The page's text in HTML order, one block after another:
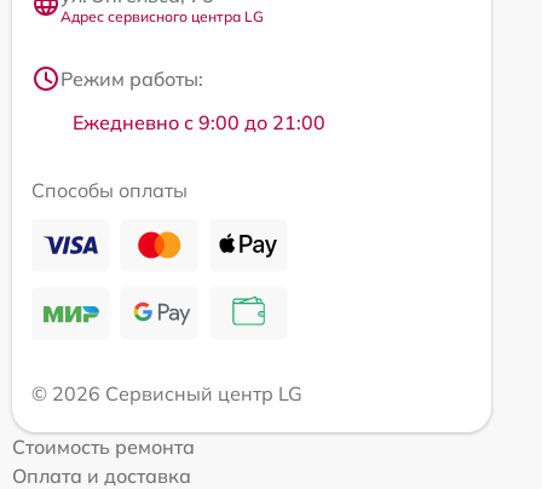
Адрес сервисного центра LG
Режим работы:
Ежедневно с 9:00 до 21:00
Способы оплаты
© 2026 Сервисный центр LG
Стоимость ремонта
Оплата и доставка